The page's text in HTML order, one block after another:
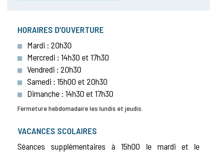
HORAIRES D’OUVERTURE
Mardi : 20h30
Mercredi : 14h30 et 17h30
Vendredi : 20h30
Samedi : 15h00 et 20h30
Dimanche : 14h30 et 17h30
Fermeture hebdomadaire les lundis et jeudis.
VACANCES SCOLAIRES
Séances supplémentaires à 15h00 le mardi et le